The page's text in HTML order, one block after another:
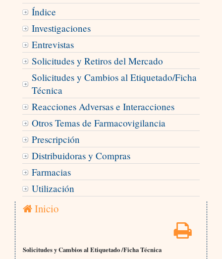
Índice
Investigaciones
Entrevistas
Solicitudes y Retiros del Mercado
Solicitudes y Cambios al Etiquetado/Ficha
Técnica
Reacciones Adversas e Interacciones
Otros Temas de Farmacovigilancia
Prescripción
Distribuidoras y Compras
Farmacias
Utilización
Inicio
Solicitudes y Cambios al Etiquetado /Ficha Técnica